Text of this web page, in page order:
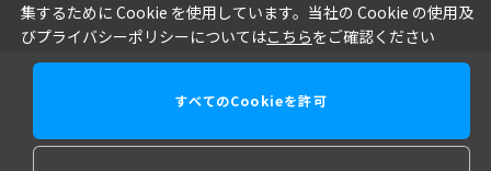
集するために Cookie を使用しています。当社の Cookie の使用及
びプライバシーポリシーについてはこちらをご確認ください
すべてのCookieを許可